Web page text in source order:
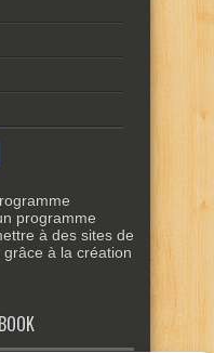
programme
à des sites de
à la création